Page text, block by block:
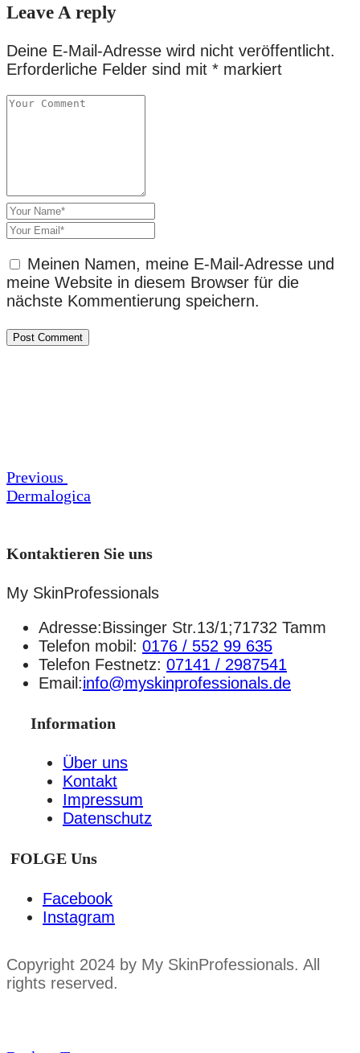
Leave A reply
Deine E-Mail-Adresse wird nicht veröffentlicht.
Erforderliche Felder sind mit * markiert
Meinen Namen, meine E-Mail-Adresse und
meine Website in diesem Browser für die
nächste Kommentierung speichern.
Previous
Dermalogica
Kontaktieren Sie uns
My SkinProfessionals
Adresse:Bissinger Str.13/1;71732 Tamm
Telefon mobil: 0176 / 552 99 635
Telefon Festnetz: 07141 / 2987541
Email:info@myskinprofessionals.de
Information
Über uns
Kontakt
Impressum
Datenschutz
FOLGE Uns
Facebook
Instagram
Copyright 2024 by My SkinProfessionals. All
rights reserved.